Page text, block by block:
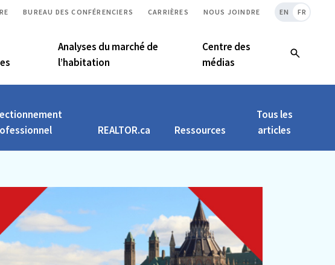
BUREAU DES CONFÉRENCIERS CARRIÈRES NOUS JOINDRE EN FR
Analyses du marché de
l’habitation
Centre des
médias
REALTOR.ca Ressources
Tous les
articles